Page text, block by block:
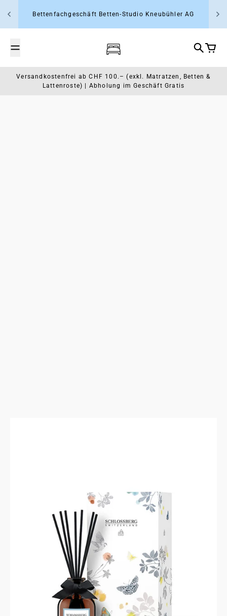
Bettenfachgeschäft Betten-Studio Kneubühler AG
Wasserbett- und Schlafcenter
Suche
Versandkostenfrei ab CHF 100.– (exkl. Matratzen, Betten &
Lattenroste) | Abholung im Geschäft Gratis